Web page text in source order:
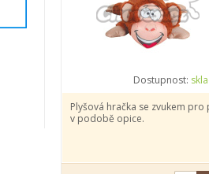
Dostupnost:
Plyšová hračka se zvukem pro
v podobě opice.